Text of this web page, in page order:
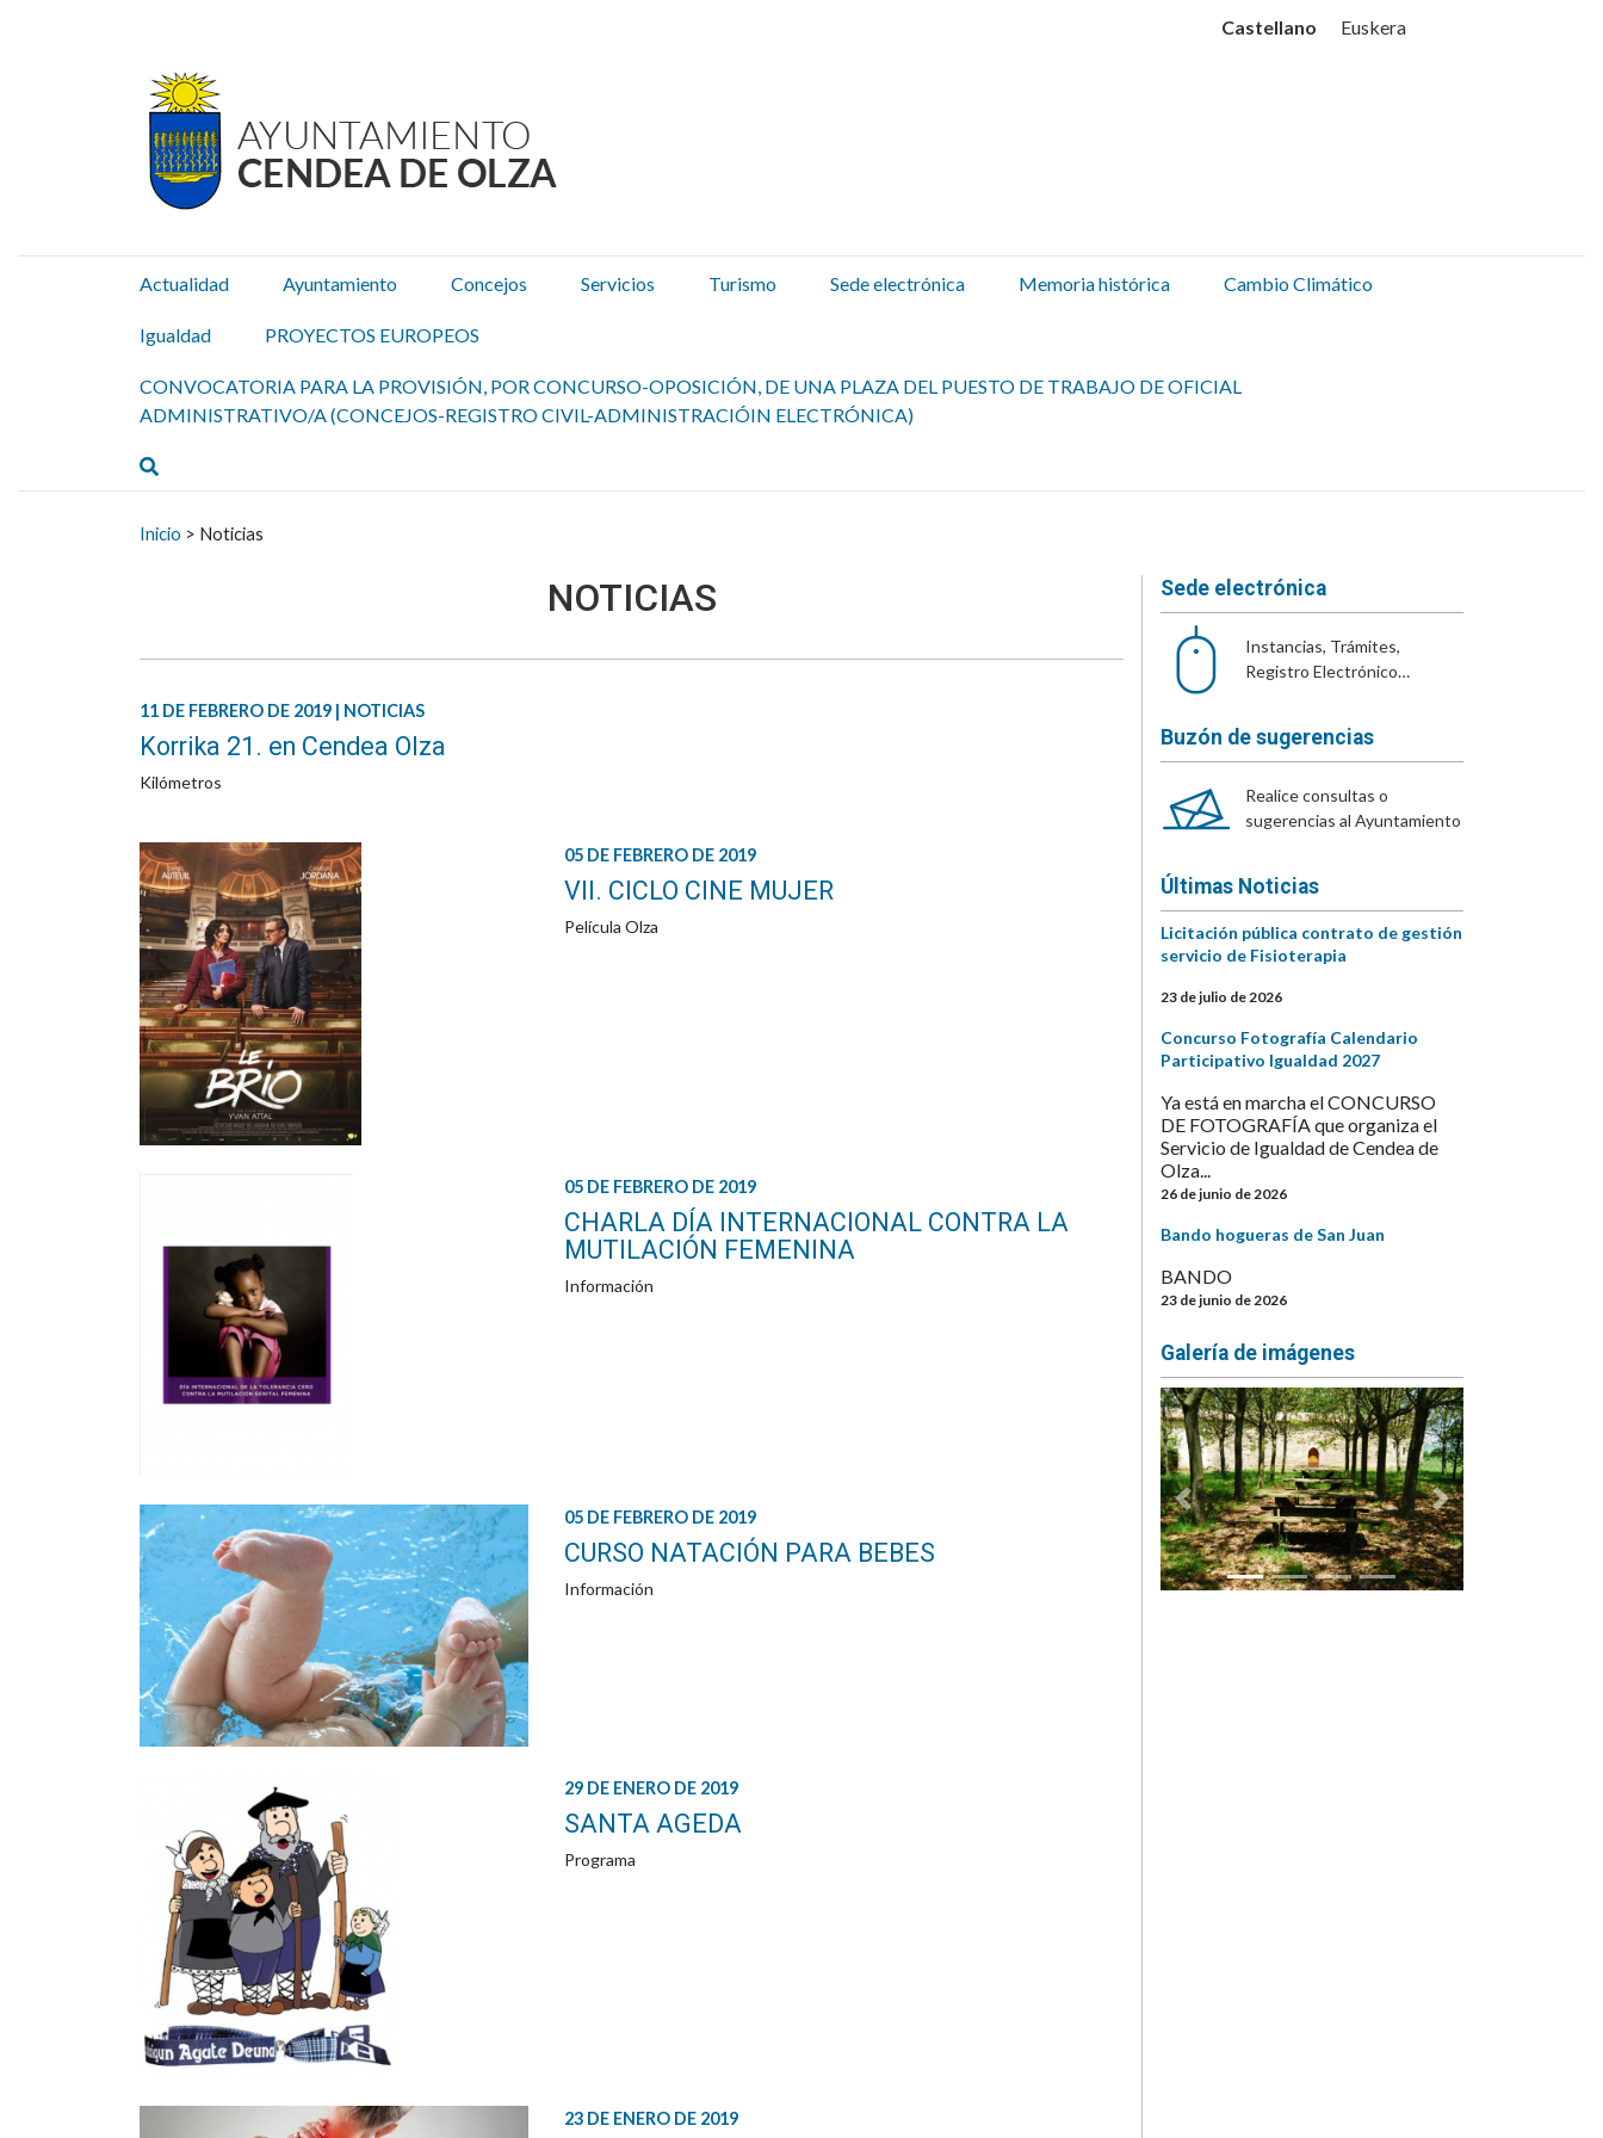
Castellano Euskera
Actualidad Ayuntamiento Concejos Servicios Turismo Sede electrónica Memoria histórica Cambio Climático
Igualdad PROYECTOS EUROPEOS
CONVOCATORIA PARA LA PROVISIÓN, POR CONCURSO-OPOSICIÓN, DE UNA PLAZA DEL PUESTO DE TRABAJO DE OFICIAL
ADMINISTRATIVO/A (CONCEJOS-REGISTRO CIVIL-ADMINISTRACIÓIN ELECTRÓNICA)
Inicio > Noticias
NOTICIAS
11 DE FEBRERO DE 2019 | NOTICIAS
Korrika 21. en Cendea Olza
Kilómetros
05 DE FEBRERO DE 2019
VII. CICLO CINE MUJER
Película Olza
05 DE FEBRERO DE 2019
CHARLA DÍA INTERNACIONAL CONTRA LA
MUTILACIÓN FEMENINA
Información
05 DE FEBRERO DE 2019
CURSO NATACIÓN PARA BEBES
Información
29 DE ENERO DE 2019
SANTA AGEDA
Programa
23 DE ENERO DE 2019
Sede electrónica
Instancias, Trámites,
Registro Electrónico…
Buzón de sugerencias
Realice consultas o
sugerencias al Ayuntamiento
Últimas Noticias
Licitación pública contrato de gestión
servicio de Fisioterapia
23 de julio de 2026
Concurso Fotografía Calendario
Participativo Igualdad 2027
Ya está en marcha el CONCURSO
DE FOTOGRAFÍA que organiza el
Servicio de Igualdad de Cendea de
Olza...
26 de junio de 2026
Bando hogueras de San Juan
BANDO
23 de junio de 2026
Galería de imágenes
Anterior Siguiente